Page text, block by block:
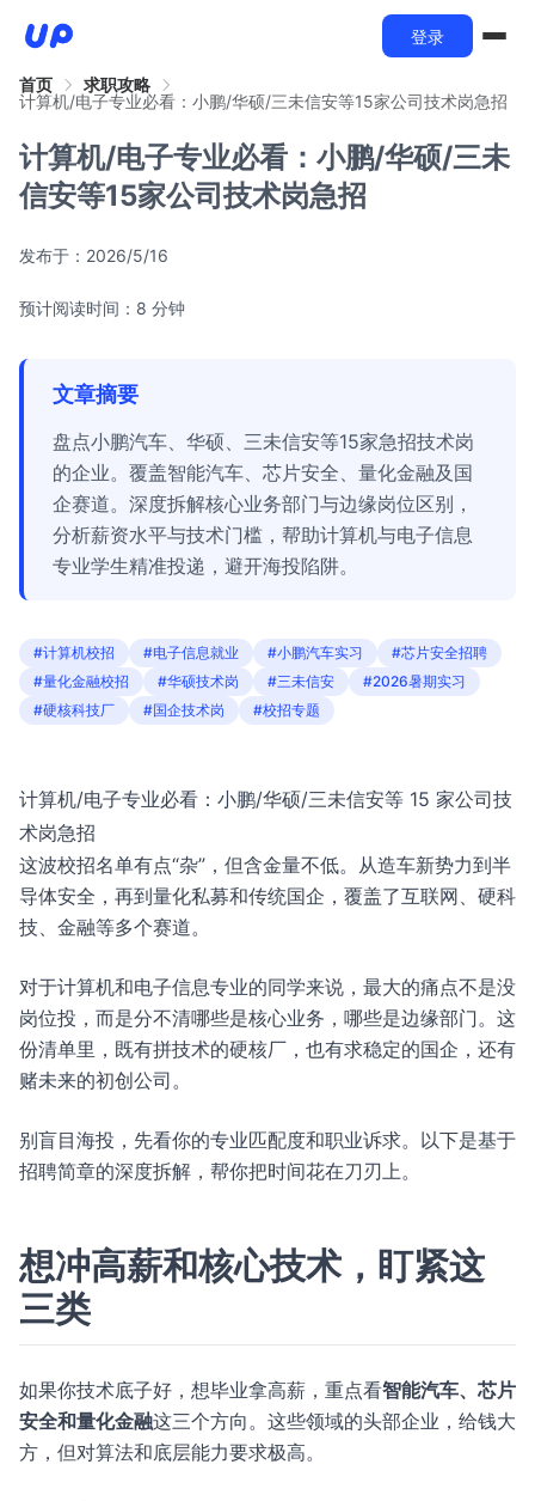
登录
首页
求职攻略
计算机/电子专业必看：小鹏/华硕/三未信安等15家公司技术岗急招
计算机/电子专业必看：小鹏/华硕/三未
信安等15家公司技术岗急招
发布于： 2026/5/16
预计阅读时间：8 分钟
文章摘要
盘点小鹏汽车、华硕、三未信安等15家急招技术岗
的企业。覆盖智能汽车、芯片安全、量化金融及国
企赛道。深度拆解核心业务部门与边缘岗位区别，
分析薪资水平与技术门槛，帮助计算机与电子信息
专业学生精准投递，避开海投陷阱。
#计算机校招 #电子信息就业 #小鹏汽车实习
#芯片安全招聘
#量化金融校招
#华硕技术岗 #三未信安
#2026暑期实习
#硬核科技厂
#国企技术岗 #校招专题
计算机/电子专业必看：小鹏/华硕/三未信安等 15 家公司技
术岗急招
这波校招名单有点“杂”，但含金量不低。从造车新势力到半
导体安全，再到量化私募和传统国企，覆盖了互联网、硬科
技、金融等多个赛道。
对于计算机和电子信息专业的同学来说，最大的痛点不是没
岗位投，而是分不清哪些是核心业务，哪些是边缘部门。这
份清单里，既有拼技术的硬核厂，也有求稳定的国企，还有
赌未来的初创公司。
别盲目海投，先看你的专业匹配度和职业诉求。以下是基于
招聘简章的深度拆解，帮你把时间花在刀刃上。
想冲高薪和核心技术，盯紧这
三类
如果你技术底子好，想毕业拿高薪，重点看智能汽车、芯片
安全和量化金融这三个方向。这些领域的头部企业，给钱大
方，但对算法和底层能力要求极高。